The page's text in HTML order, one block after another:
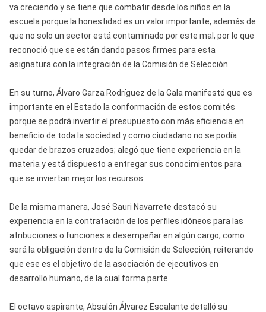
va creciendo y se tiene que combatir desde los niños en la
escuela porque la honestidad es un valor importante, además de
que no solo un sector está contaminado por este mal, por lo que
reconoció que se están dando pasos firmes para esta
asignatura con la integración de la Comisión de Selección.
En su turno, Álvaro Garza Rodríguez de la Gala manifestó que es
importante en el Estado la conformación de estos comités
porque se podrá invertir el presupuesto con más eficiencia en
beneficio de toda la sociedad y como ciudadano no se podía
quedar de brazos cruzados; alegó que tiene experiencia en la
materia y está dispuesto a entregar sus conocimientos para
que se inviertan mejor los recursos.
De la misma manera, José Sauri Navarrete destacó su
experiencia en la contratación de los perfiles idóneos para las
atribuciones o funciones a desempeñar en algún cargo, como
será la obligación dentro de la Comisión de Selección, reiterando
que ese es el objetivo de la asociación de ejecutivos en
desarrollo humano, de la cual forma parte.
El octavo aspirante, Absalón Álvarez Escalante detalló su